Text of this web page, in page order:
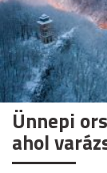
Ünnepi
ahol